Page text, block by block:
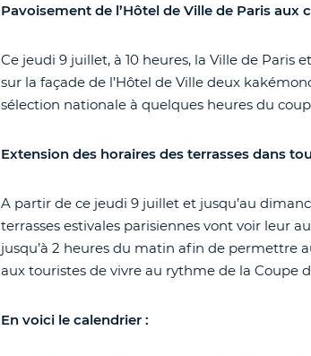
Pavoisement de l’Hôtel de Ville de Paris aux
Ce jeudi 9 juillet, à 10 heures, la Ville de
sur la façade de l’Hôtel de Ville deux
sélection nationale à quelques heures du
Extension des horaires des terrasses dans
A partir de ce jeudi 9 juillet et jusqu’au
terrasses estivales parisiennes vont voir leur
jusqu’à 2 heures du matin afin de permettre
aux touristes de vivre au rythme de la Coupe
En voici le calendrier :